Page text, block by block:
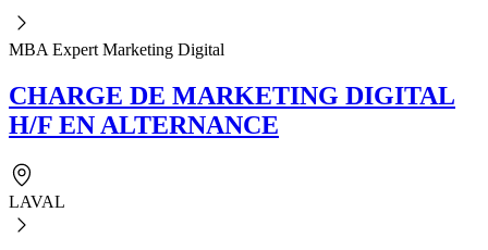
MBA Expert Marketing Digital
CHARGE DE MARKETING DIGITAL
H/F EN ALTERNANCE
LAVAL